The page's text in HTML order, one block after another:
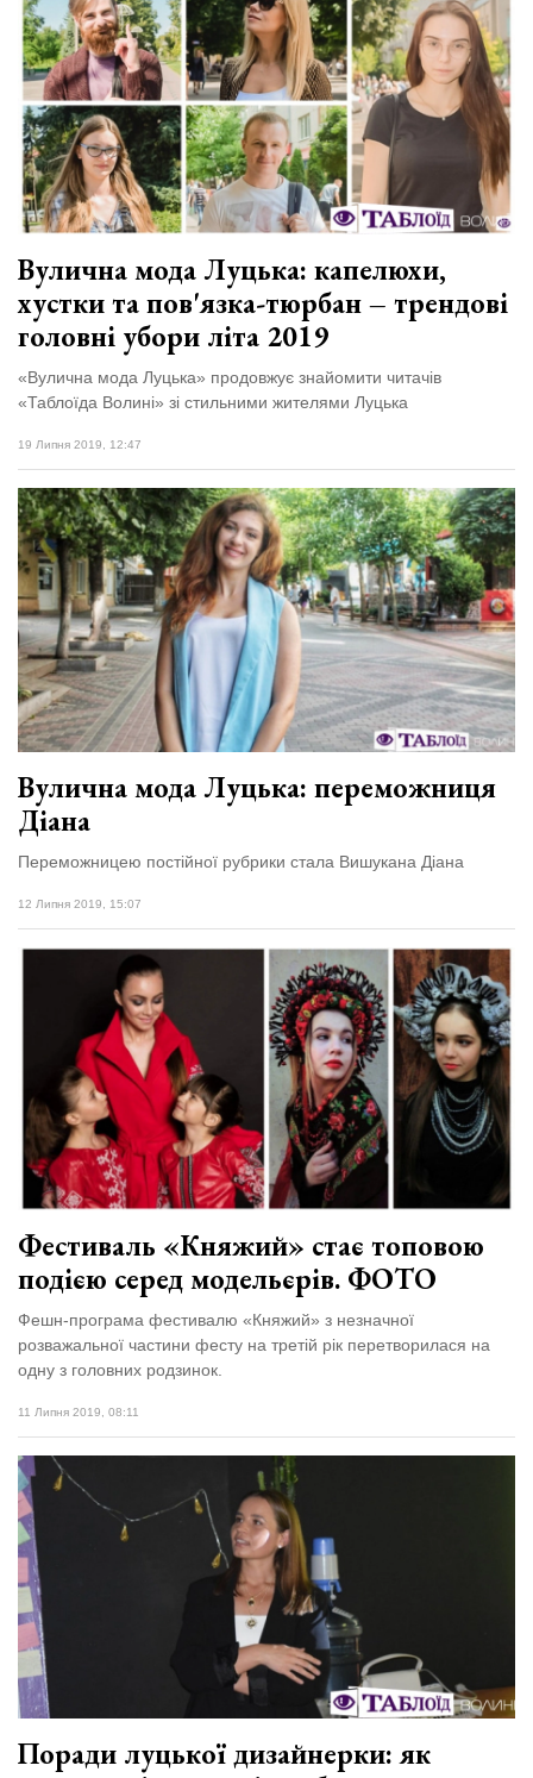
Вулична мода Луцька: капелюхи,
хустки та пов'язка-тюрбан – трендові
головні убори літа 2019
«Вулична мода Луцька» продовжує знайомити читачів
«Таблоїда Волині» зі стильними жителями Луцька
19 Липня 2019, 12:47
Вулична мода Луцька: переможниця
Діана
Переможницею постійної рубрики стала Вишукана Діана
12 Липня 2019, 15:07
Фестиваль «Княжий» стає топовою
подією серед модельєрів. ФОТО
Фешн-програма фестивалю «Княжий» з незначної
розважальної частини фесту на третій рік перетворилася на
одну з головних родзинок.
11 Липня 2019, 08:11
Поради луцької дизайнерки: як